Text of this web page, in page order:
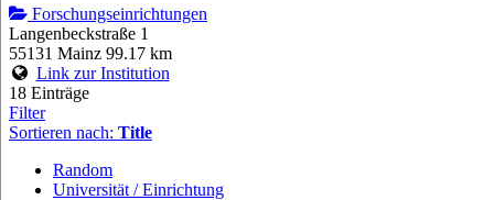
Forschungseinrichtungen
Langenbeckstraße 1
55131 Mainz 99.17 km
Link zur Institution
18 Einträge
Filter
Sortieren nach: Title
Random
Universität / Einrichtung